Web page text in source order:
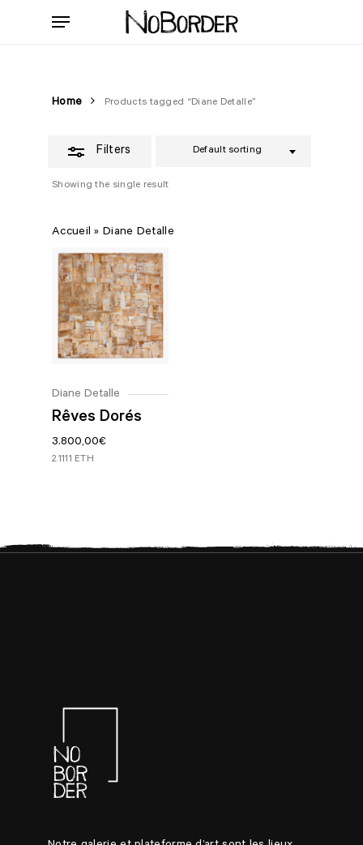
Menu
Home Products tagged “Diane Detalle”
Filters
Showing the single result
Default sorting
Accueil »Diane Detalle
Diane Detalle
Rêves Dorés
3.800,00€
2.1111 ETH